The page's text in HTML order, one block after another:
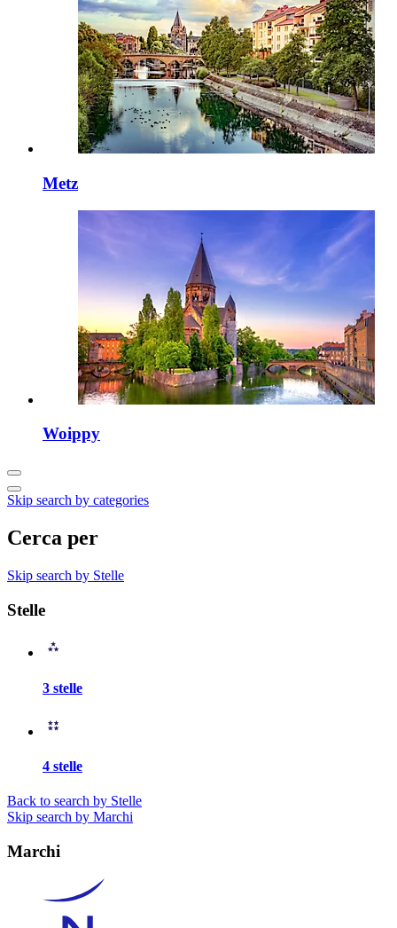
Metz
Woippy
Skip search by categories
Cerca per
Skip search by Stelle
Stelle
3 stelle
4 stelle
Back to search by Stelle
Skip search by Marchi
Marchi